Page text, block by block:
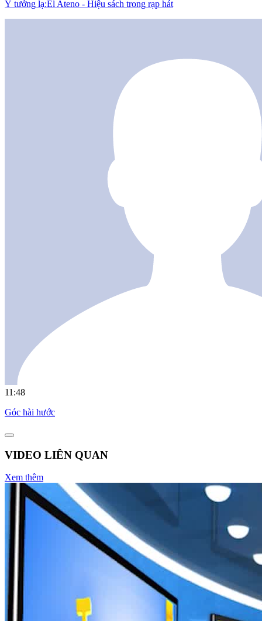
Ý tưởng lạ:El Ateno - Hiệu sách trong rạp hát
11:48
Góc hài hước
VIDEO LIÊN QUAN
Xem thêm